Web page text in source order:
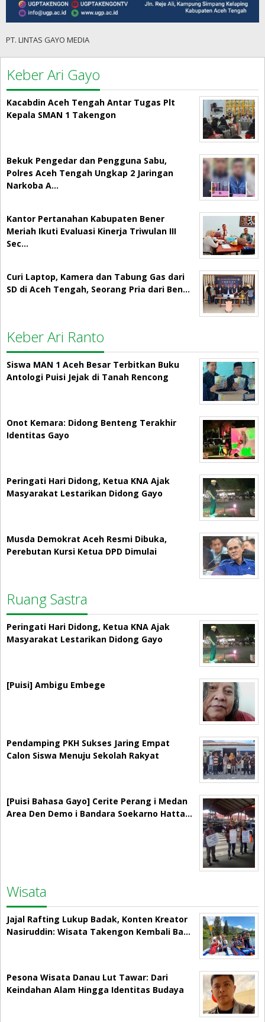
PT. LINTAS GAYO MEDIA
Keber Ari Gayo
Kacabdin Aceh Tengah Antar Tugas Plt
Kepala SMAN 1 Takengon
Bekuk Pengedar dan Pengguna Sabu,
Polres Aceh Tengah Ungkap 2 Jaringan
Narkoba A…
Kantor Pertanahan Kabupaten Bener
Meriah Ikuti Evaluasi Kinerja Triwulan III
Sec…
Curi Laptop, Kamera dan Tabung Gas dari
SD di Aceh Tengah, Seorang Pria dari Ben…
Keber Ari Ranto
Siswa MAN 1 Aceh Besar Terbitkan Buku
Antologi Puisi Jejak di Tanah Rencong
Onot Kemara: Didong Benteng Terakhir
Identitas Gayo
Peringati Hari Didong, Ketua KNA Ajak
Masyarakat Lestarikan Didong Gayo
Musda Demokrat Aceh Resmi Dibuka,
Perebutan Kursi Ketua DPD Dimulai
Ruang Sastra
Peringati Hari Didong, Ketua KNA Ajak
Masyarakat Lestarikan Didong Gayo
[Puisi] Ambigu Embege
Pendamping PKH Sukses Jaring Empat
Calon Siswa Menuju Sekolah Rakyat
[Puisi Bahasa Gayo] Cerite Perang i Medan
Area Den Demo i Bandara Soekarno Hatta…
Wisata
Jajal Rafting Lukup Badak, Konten Kreator
Nasiruddin: Wisata Takengon Kembali Ba…
Pesona Wisata Danau Lut Tawar: Dari
Keindahan Alam Hingga Identitas Budaya